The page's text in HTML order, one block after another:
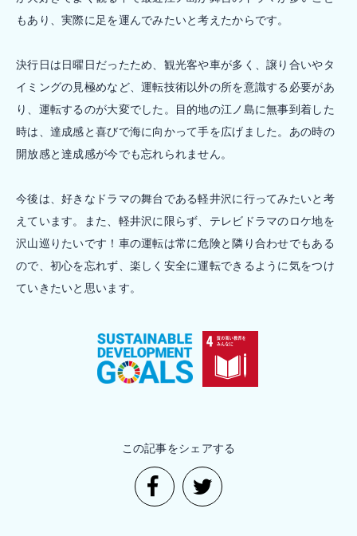
もあり、実際に足を運んでみたいと考えたからです。
決行日は日曜日だったため、観光客や車が多く、譲り合いやタ
イミングの見極めなど、運転技術以外の所を意識する必要があ
り、運転するのが大変でした。目的地の江ノ島に無事到着した
時は、達成感と喜びで海に向かって手を広げました。あの時の
開放感と達成感が今でも忘れられません。
今後は、好きなドラマの舞台である軽井沢に行ってみたいと考
えています。また、軽井沢に限らず、テレビドラマのロケ地を
沢山巡りたいです！車の運転は常に危険と隣り合わせでもある
ので、初心を忘れず、楽しく安全に運転できるように気をつけ
ていきたいと思います。
この記事をシェアする